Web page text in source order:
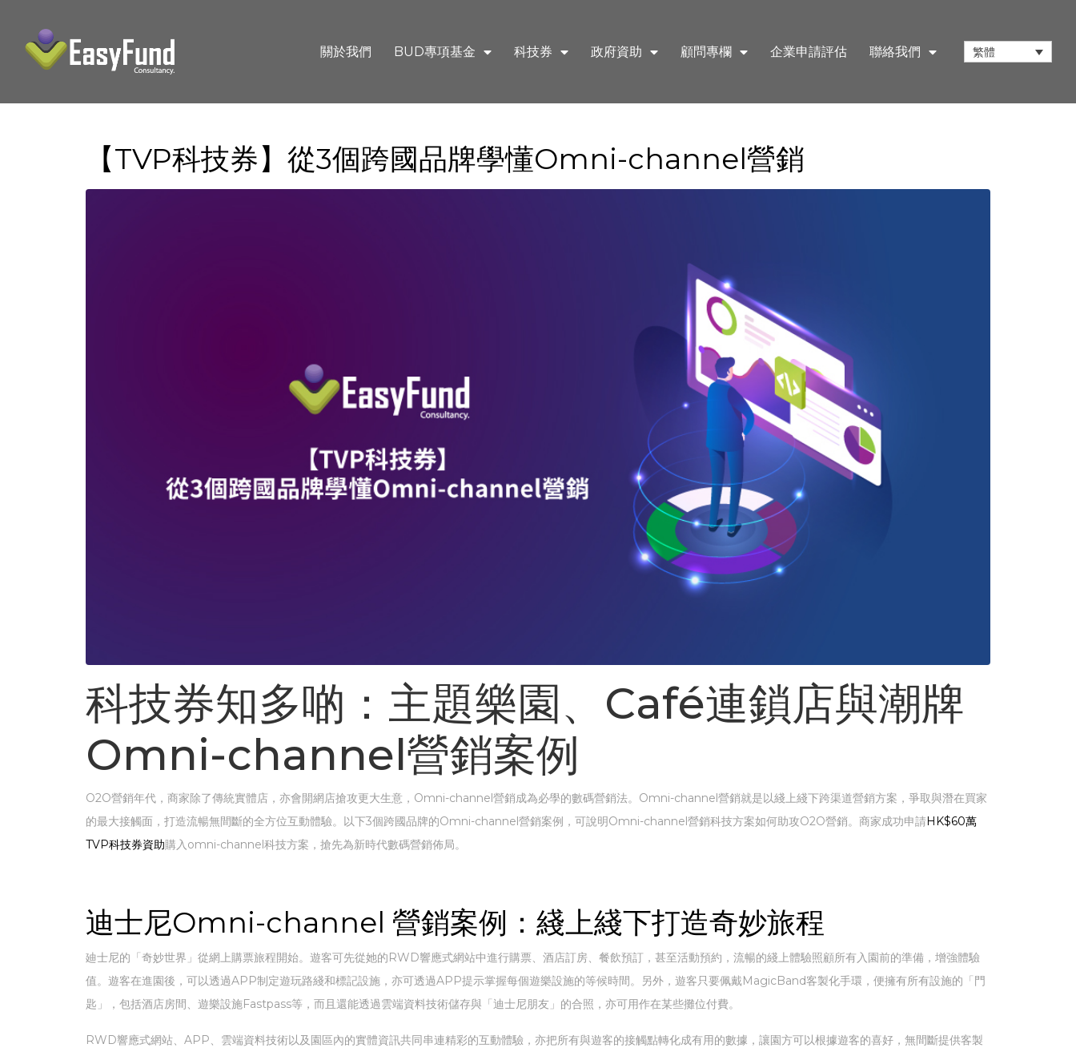
關於我們 BUD專項基金 科技券 政府資助 顧問專欄 企業申請評估 聯絡我們 繁體
【TVP科技券】從3個跨國品牌學懂Omni-channel營銷
科技券知多啲：主題樂園、Café連鎖店與潮牌
Omni-channel營銷案例
O2O營銷年代，商家除了傳統實體店，亦會開網店搶攻更大生意，Omni-channel營銷成為必學的數碼營銷法。Omni-channel營銷就是以綫上綫下跨渠道營銷方案，爭取與潛在買家
的最大接觸面，打造流暢無間斷的全方位互動體驗。以下3個跨國品牌的Omni-channel營銷案例，可說明Omni-channel營銷科技方案如何助攻O2O營銷。商家成功申請HK$60萬
TVP科技券資助購入omni-channel科技方案，搶先為新時代數碼營銷佈局。
迪士尼Omni-channel 營銷案例：綫上綫下打造奇妙旅程
廸士尼的「奇妙世界」從網上購票旅程開始。遊客可先從她的RWD響應式網站中進行購票、酒店訂房、餐飲預訂，甚至活動預約，流暢的綫上體驗照顧所有入園前的準備，增強體驗
值。遊客在進園後，可以透過APP制定遊玩路綫和標記設施，亦可透過APP提示掌握每個遊樂設施的等候時間。另外，遊客只要佩戴MagicBand客製化手環，便擁有所有設施的「門
匙」，包括酒店房間、遊樂設施Fastpass等，而且還能透過雲端資料技術儲存與「迪士尼朋友」的合照，亦可用作在某些攤位付費。
RWD響應式網站、APP、雲端資料技術以及園區內的實體資訊共同串連精彩的互動體驗，亦把所有與遊客的接觸點轉化成有用的數據，讓園方可以根據遊客的喜好，無間斷提供客製